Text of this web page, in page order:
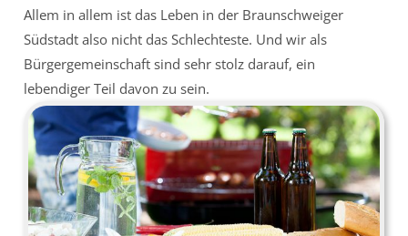
Allem in allem ist das Leben in der Braunschweiger
Südstadt also nicht das Schlechteste. Und wir als
Bürgergemeinschaft sind sehr stolz darauf, ein
lebendiger Teil davon zu sein.